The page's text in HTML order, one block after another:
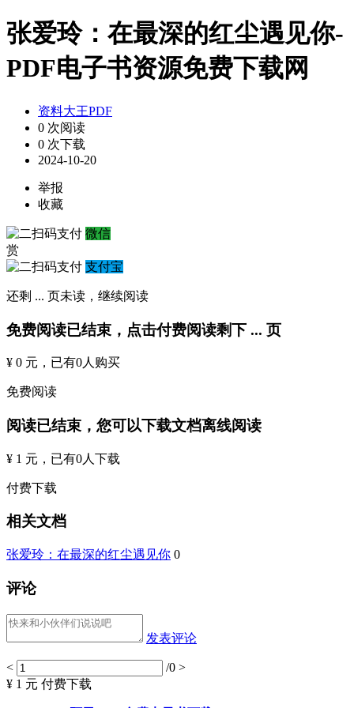
张爱玲：在最深的红尘遇见你-
PDF电子书资源免费下载网
资料大王PDF
0 次阅读
0 次下载
2024-10-20
举报
收藏
微信
赏
支付宝
还剩 ... 页未读， 继续阅读
免费阅读已结束，点击付费阅读剩下 ... 页
¥ 0 元 ，已有0人购买
免费阅读
阅读已结束，您可以下载文档离线阅读
¥ 1 元 ，已有0人下载
付费下载
相关文档
张爱玲：在最深的红尘遇见你 0
评论
发表评论
< /0 >
¥ 1 元 付费下载